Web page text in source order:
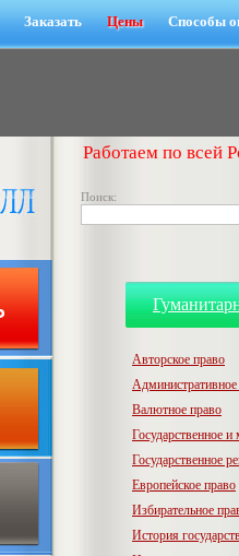
Заказать Цены Способы
Работаем по всей
Поиск:
Авторское право
Административное
Валютное право
Государственное
Государственное
Европейское право
Избирательное
История